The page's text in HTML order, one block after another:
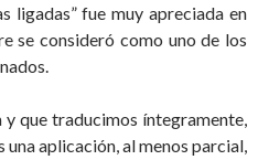
ligadas” fue muy apreciada en
se consideró como uno de los
y que traducimos íntegramente,
aplicación, al menos parcial,